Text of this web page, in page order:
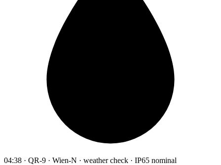
04:38 · QR-9 · Wien-N · weather check · IP65 nominal